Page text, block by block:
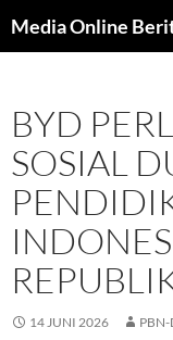
ke
BYD
SOSIAL
14 JUNI 2026